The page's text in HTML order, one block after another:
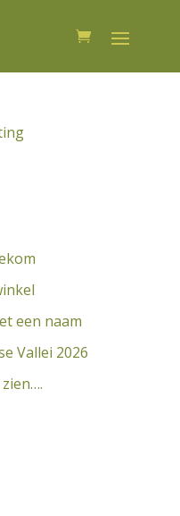
een naam
Vallei 2026
zien….